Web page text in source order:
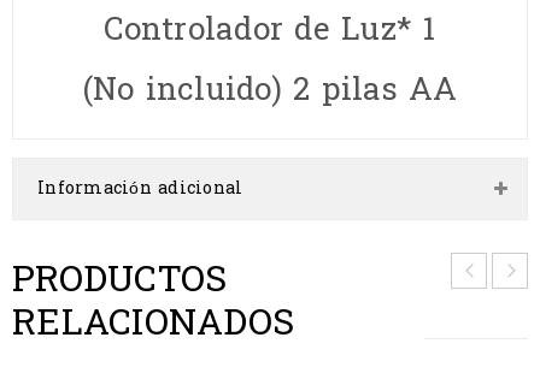
Controlador de Luz* 1
(No incluido) 2 pilas AA
Información adicional
PRODUCTOS
RELACIONADOS